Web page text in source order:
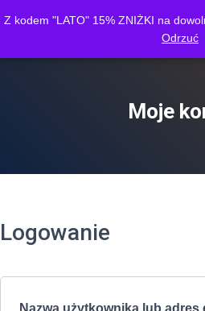
Z kodem "LATO" 15% ZNIŻKI na
Odrzuć
Finance Morgen Group
Moje
Logowanie
Nazwa użytkownika lub adres